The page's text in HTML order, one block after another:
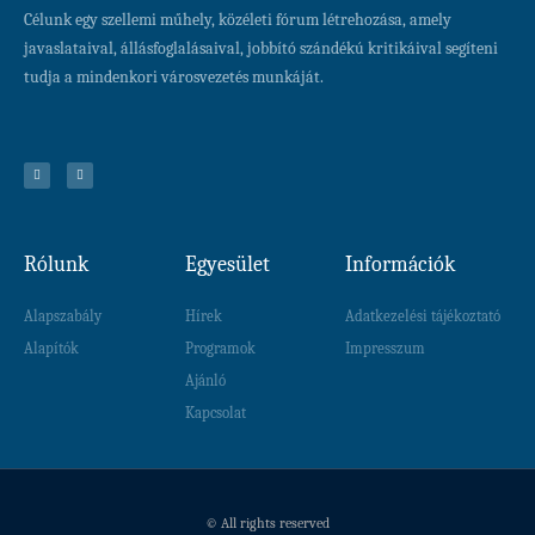
Célunk egy szellemi műhely, közéleti fórum létrehozása, amely
javaslataival, állásfoglalásaival, jobbító szándékú kritikáival segíteni
tudja a mindenkori városvezetés munkáját.
Rólunk
Alapszabály
Alapítók
Egyesület
Hírek
Programok
Ajánló
Kapcsolat
Információk
Adatkezelési tájékoztató
Impresszum
© All rights reserved